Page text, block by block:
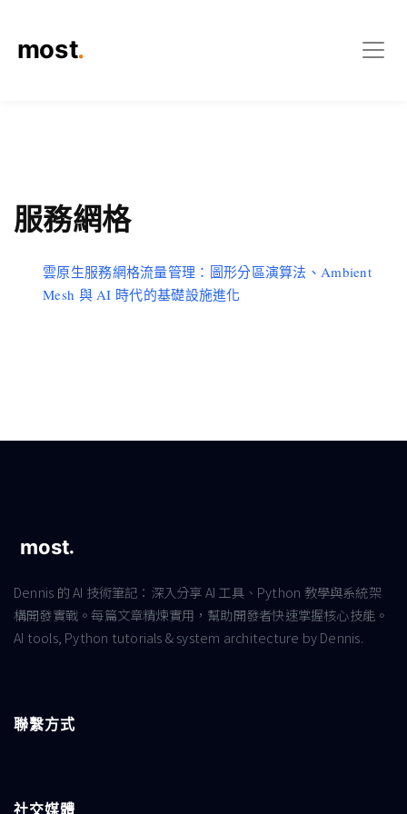
服務網格
雲原生服務網格流量管理：圖形分區演算法、Ambient
Mesh 與 AI 時代的基礎設施進化
Dennis 的 AI 技術筆記：深入分享 AI 工具、Python 教學與系統架
構開發實戰。每篇文章精煉實用，幫助開發者快速掌握核心技能。
AI tools, Python tutorials & system architecture by Dennis.
聯繫方式
社交媒體